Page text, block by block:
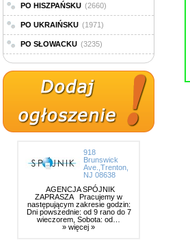
PO HISZPAŃSKU (2660)
PO UKRAIŃSKU (1971)
PO SŁOWACKU (3235)
918
Brunswick
Ave.,Trenton,
NJ 08638
AGENCJA SPÓJNIK
ZAPRASZA Pracujemy w
następującym zakresie godzin:
Dni powszednie: od 9 rano do 7
wieczorem, Sobota: od…
» więcej »